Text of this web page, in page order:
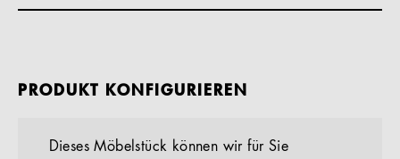
PRODUKT KONFIGURIEREN
Dieses Möbelstück können wir für Sie